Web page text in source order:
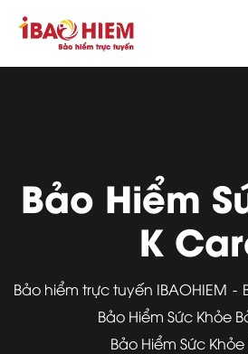
Bảo Hiểm
K
Bảo hiểm trực tuyến IBAOHIEM
Bảo Hiểm Sức Khỏe
Bảo Hiểm Sức